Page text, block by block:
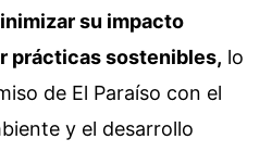
su impacto
prácticas sostenibles, lo
de El Paraíso con el
y el desarrollo